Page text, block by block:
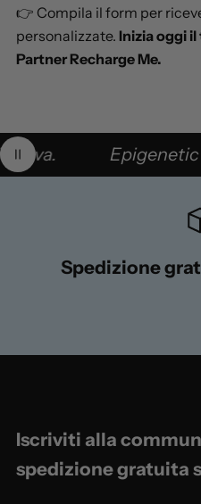
👉 Compila il form per
personalizzate. Inizia oggi
Partner Recharge Me.
Pausa animazione
si rinnova.
Spedizione
Iscriviti alla
spedizione gratuita